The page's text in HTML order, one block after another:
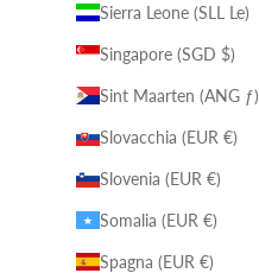
Sierra Leone (SLL Le)
Singapore (SGD $)
Sint Maarten (ANG ƒ)
Slovacchia (EUR €)
Slovenia (EUR €)
Somalia (EUR €)
Spagna (EUR €)